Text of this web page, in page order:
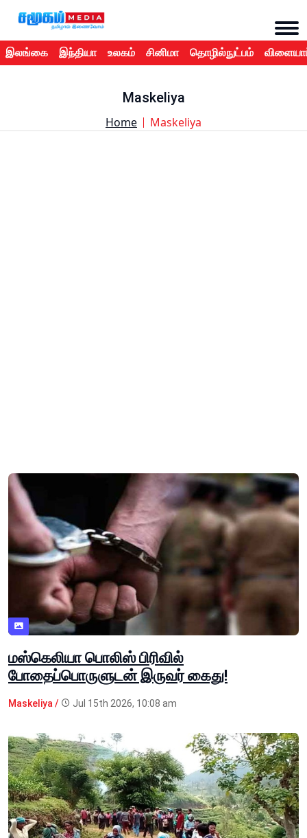
இலங்கை இந்தியா உலகம் சினிமா தொழில்நுட்பம்
Maskeliya
Home Maskeliya
மஸ்கெலியா பொலிஸ் பிரிவில்
போதைப்பொருளுடன் இருவர் கைது!
Maskeliya / Jul 15th 2026, 10:08 am